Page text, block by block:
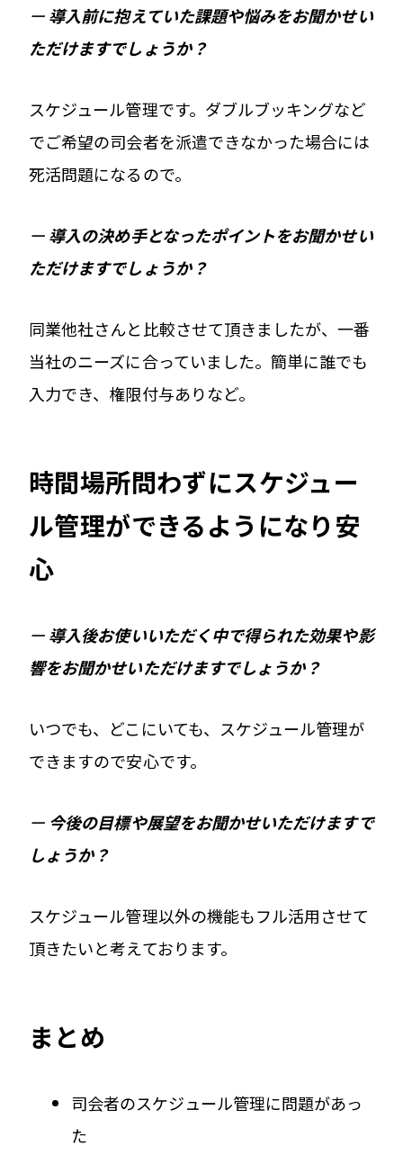
ー導入前に抱えていた課題や悩みをお聞かせい
ただけますでしょうか？
スケジュール管理です。ダブルブッキングなど
でご希望の司会者を派遣できなかった場合には
死活問題になるので。
ー導入の決め手となったポイントをお聞かせい
ただけますでしょうか？
同業他社さんと比較させて頂きましたが、一番
当社のニーズに合っていました。簡単に誰でも
入力でき、権限付与ありなど。
時間場所問わずにスケジュー
ル管理ができるようになり安
心
ー導入後お使いいただく中で得られた効果や影
響をお聞かせいただけますでしょうか？
いつでも、どこにいても、スケジュール管理が
できますので安心です。
ー 今後の目標や展望をお聞かせいただけますで
しょうか？
スケジュール管理以外の機能もフル活用させて
頂きたいと考えております。
まとめ
司会者のスケジュール管理に問題があっ
た